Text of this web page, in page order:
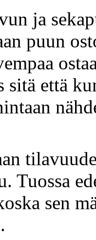
ja
puun
että
Tuossa
sen